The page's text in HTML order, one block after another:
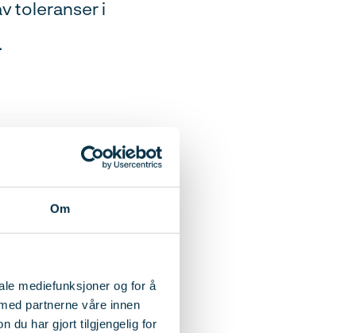
Om
mediefunksjoner og for å
partnerne våre innen
du har gjort tilgjengelig for
toleranser i
for
samt